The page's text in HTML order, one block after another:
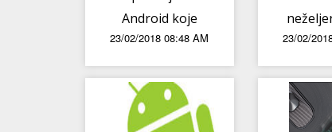
Android koje
jednostavno
morate
instalirati
23/02/2018 08:48 AM
ce s
23/02/